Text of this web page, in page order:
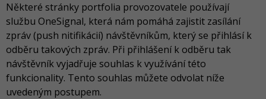
Některé stránky portfolia provozovatele používají
službu OneSignal, která nám pomáhá zajistit zasílání
zpráv (push nitifikácií) návštěvníkům, který se přihlásí k
odběru takových zpráv. Při přihlášení k odběru tak
návštěvník vyjadřuje souhlas k využívání této
funkcionality. Tento souhlas můžete odvolat níže
uvedeným postupem.